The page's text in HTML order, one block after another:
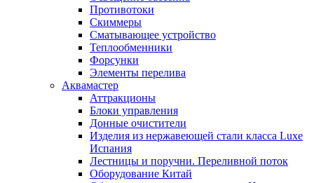
Противотоки
Скиммеры
Сматывающее устройство
Теплообменники
Форсунки
Элементы перелива
Аквамастер
Аттракционы
Блоки управления
Донные очистители
Изделия из нержавеющей стали класса Luxe
Испания
Лестницы и поручни. Переливной поток
Оборудование Китай